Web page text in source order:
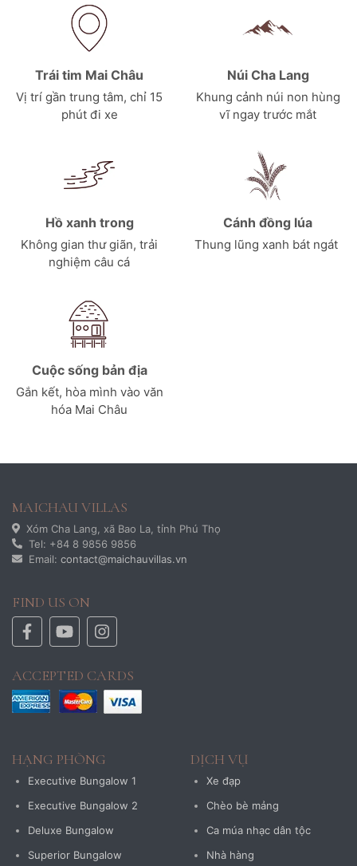
Trái tim Mai Châu
Vị trí gần trung tâm, chỉ 15
phút đi xe
Núi Cha Lang
Khung cảnh núi non hùng
vĩ ngay trước mắt
Hồ xanh trong
Không gian thư giãn, trải
nghiệm câu cá
Cánh đồng lúa
Thung lũng xanh bát ngát
Cuộc sống bản địa
Gắn kết, hòa mình vào văn
hóa Mai Châu
MAICHAU VILLAS
Xóm Cha Lang, xã Bao La, tỉnh Phú Thọ
Tel: +84 8 9856 9856
Email: contact@maichauvillas.vn
FIND US ON
ACCEPTED CARDS
HẠNG PHÒNG
Executive Bungalow 1
Executive Bungalow 2
Deluxe Bungalow
Superior Bungalow
DỊCH VỤ
Xe đạp
Chèo bè mảng
Ca múa nhạc dân tộc
Nhà hàng